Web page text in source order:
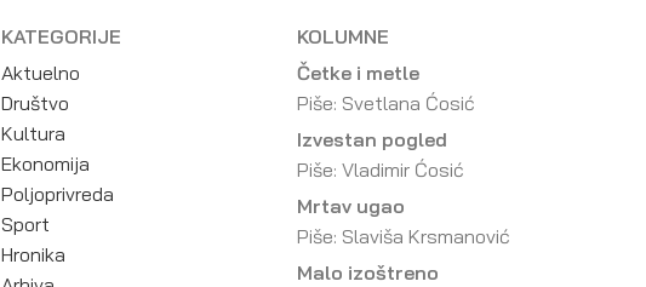
KATEGORIJE
Aktuelno
Društvo
Kultura
Ekonomija
Poljoprivreda
Sport
Hronika
KOLUMNE
Četke i metle
Piše: Svetlana Ćosić
Izvestan pogled
Piše: Vladimir Ćosić
Mrtav ugao
Piše: Slaviša Krsmanović
Malo izoštreno